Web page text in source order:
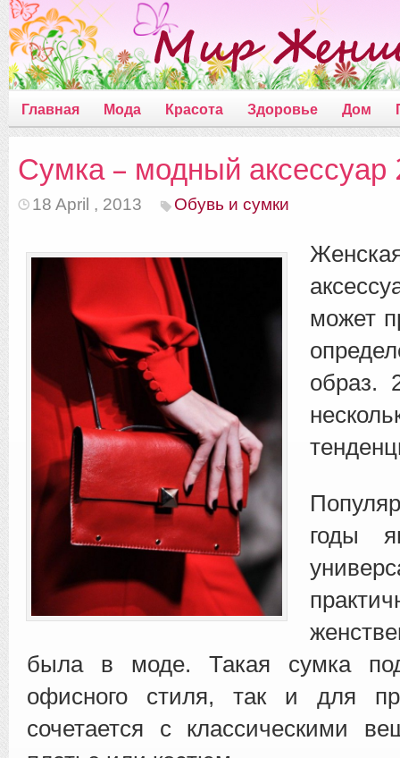
Главная Мода Красота Здоровье Дом
Сумка – модный аксессуар
18 April , 2013 Обувь и сумки
может
образ.
годы
была в моде. Такая сумка
офисного стиля, так и для
сочетается с классическими